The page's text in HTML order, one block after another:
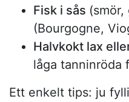
Fisk i sås
(Bourgogne,
Halvkokt lax
låga tanninröda
Ett enkelt tips: ju